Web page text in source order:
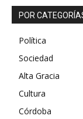
POR
Política
Sociedad
Alta Gracia
Cultura
Córdoba